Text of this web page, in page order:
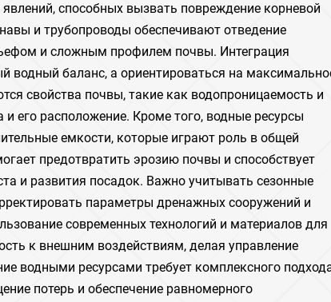
способных вызвать повреждение корневой
и трубопроводы обеспечивают отведение
и сложным профилем почвы. Интеграция
баланс, а ориентироваться на
свойства почвы, такие как водопроницаемость и
его расположение. Кроме того, водные ресурсы
емкости, которые играют роль в общей
предотвратить эрозию почвы и способствует
и развития посадок. Важно учитывать сезонные
параметры дренажных сооружений и
современных технологий и материалов для
к внешним воздействиям, делая управление
ресурсами требует комплексного
потерь и обеспечение равномерного